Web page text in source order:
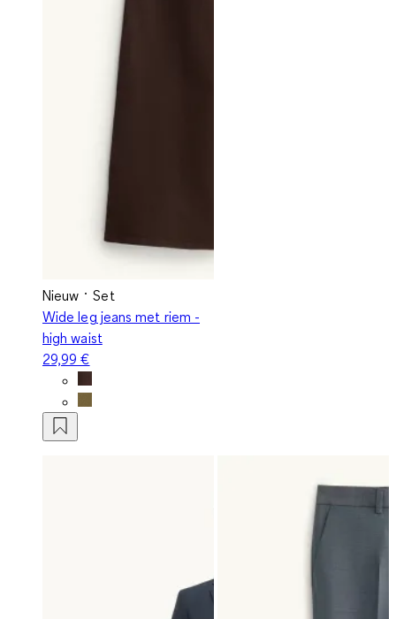
Nieuw
Set
Wide leg jeans met riem -
high waist
29,99 €